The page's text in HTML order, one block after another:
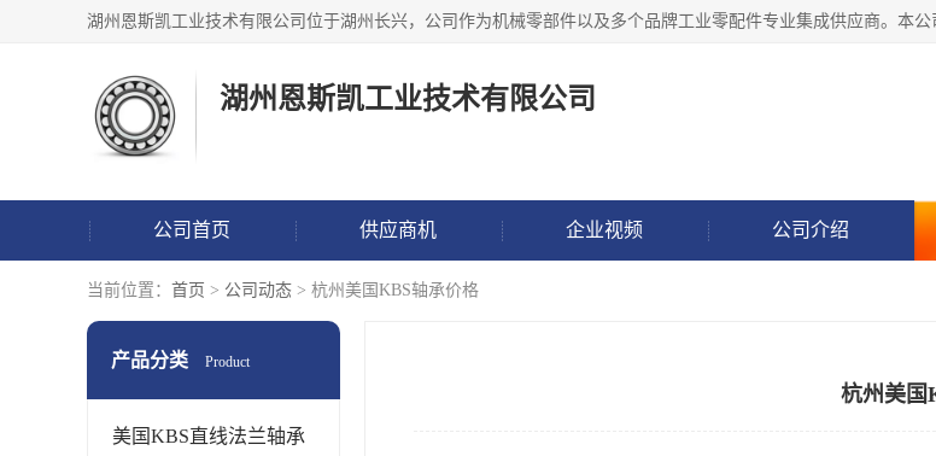
湖州恩斯凯工业技术有限公司
公司首页 供应商机 企业视频 公司介绍
当前位置： 首页 > 公司动态 > 杭州美国KBS轴承价格
产品分类 Product
美国KBS直线法兰轴承
杭州美国